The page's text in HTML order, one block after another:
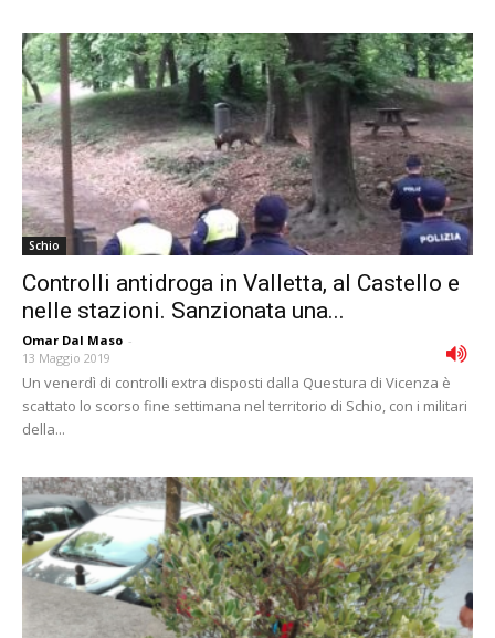
Schio
Controlli antidroga in Valletta, al Castello e
nelle stazioni. Sanzionata una...
Omar Dal Maso -
13 Maggio 2019
Un venerdì di controlli extra disposti dalla Questura di Vicenza è
scattato lo scorso fine settimana nel territorio di Schio, con i militari
della...